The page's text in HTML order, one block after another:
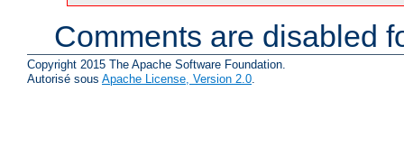
Comments are disabled
Copyright 2015 The Apache Software Foundation.
Autorisé sous Apache License, Version 2.0